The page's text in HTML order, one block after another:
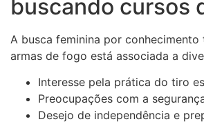
buscando cursos
A busca feminina por
armas de fogo está associada a
Interesse pela prática do tiro
Preocupações com a
Desejo de independência e